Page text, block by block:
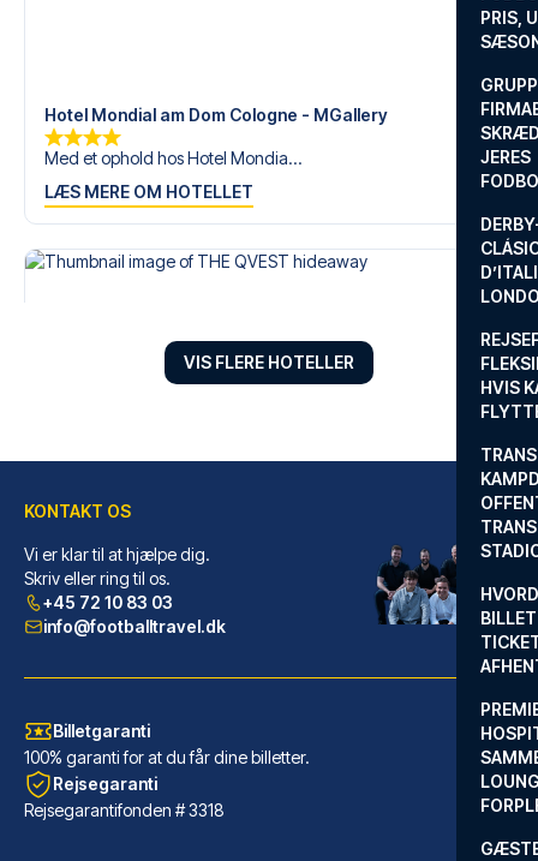
PRIS,
JERES
HVIS
Hotel Mondial am Dom Cologne - MGallery
Med et ophold hos Hotel Mondia...
LÆS MERE OM HOTELLET
THE QVEST hideaway
Med et ophold ved THE QVEST hi...
LÆS MERE OM HOTELLET
VIS FLERE HOTELLER
KONTAKT OS
Vi er klar til at hjælpe dig.
Skriv eller ring til os.
+45 72 10 83 03
info@footballtravel.dk
Billetgaranti
100% garanti for at du får dine billetter.
Rejsegaranti
Rejsegarantifonden # 3318